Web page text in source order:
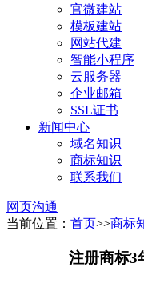
官微建站
模板建站
网站代建
智能小程序
云服务器
企业邮箱
SSL证书
新闻中心
域名知识
商标知识
联系我们
网页沟通
当前位置： 首页>>商标
注册商标3